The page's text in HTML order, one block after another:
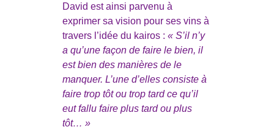
David est ainsi parvenu à
exprimer sa vision pour ses vins à
travers l’idée du kairos : « S’il n’y
a qu’une façon de faire le bien, il
est bien des manières de le
manquer. L’une d’elles consiste à
faire trop tôt ou trop tard ce qu’il
eut fallu faire plus tard ou plus
tôt… »